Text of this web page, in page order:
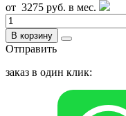
от 3275 руб. в мес.
В корзину
Отправить
заказ в один клик: